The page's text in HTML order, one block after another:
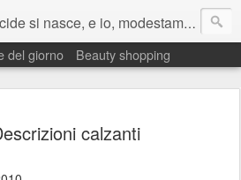
si nasce, e io, modestamente, lo nacqui.
nella vita aiutano sempre a migliorare.
del giorno Beauty shopping
calzanti